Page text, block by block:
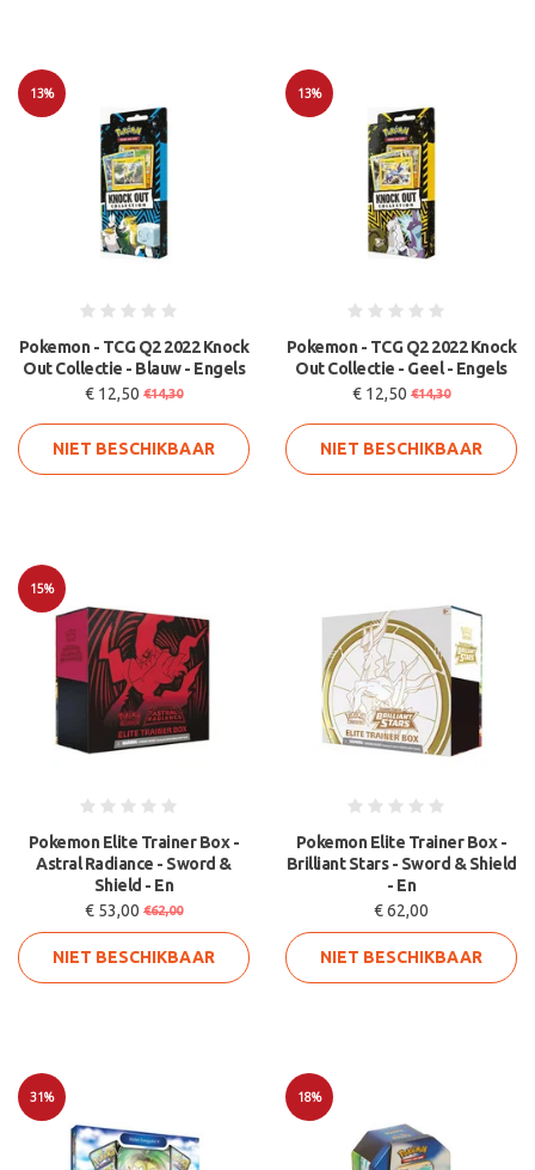
13%
Pokemon - TCG Q2 2022 Knock
Out Collectie - Blauw - Engels
€ 12,50 €14,30
NIET BESCHIKBAAR
13%
Pokemon - TCG Q2 2022 Knock
Out Collectie - Geel - Engels
€ 12,50 €14,30
NIET BESCHIKBAAR
15%
Pokemon Elite Trainer Box -
Astral Radiance - Sword &
Shield - En
€ 53,00 €62,00
NIET BESCHIKBAAR
Pokemon Elite Trainer Box -
Brilliant Stars - Sword & Shield
- En
€ 62,00
NIET BESCHIKBAAR
31% 18%